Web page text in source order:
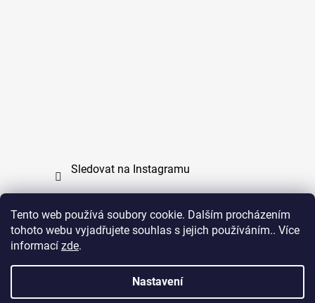
Tento web používá soubory cookie. Dalším procházením
tohoto webu vyjadřujete souhlas s jejich používáním.. Více
informací zde.
Nastavení
Sledovat na Instagramu
Copyright (c) 2011 - 2026 zoo-branik.cz - Všechna